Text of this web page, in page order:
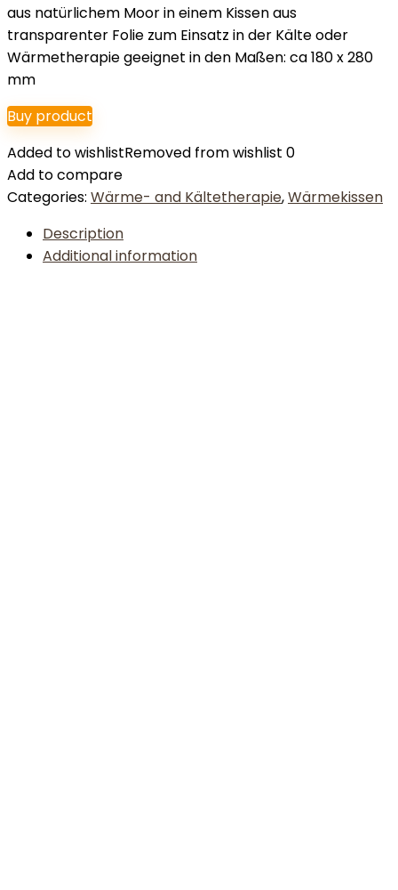
aus natürlichem Moor in einem Kissen aus
transparenter Folie zum Einsatz in der Kälte oder
Wärmetherapie geeignet in den Maßen: ca 180 x 280
mm
Buy product
Added to wishlistRemoved from wishlist 0
Add to compare
Categories: Wärme- and Kältetherapie,Wärmekissen
Description
Additional information